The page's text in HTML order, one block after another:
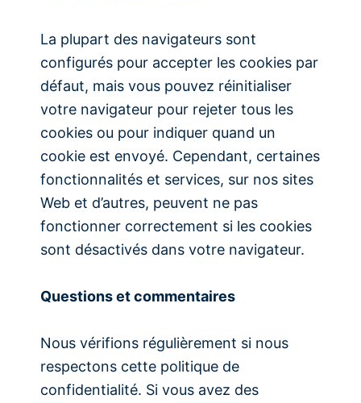
La plupart des navigateurs sont
configurés pour accepter les cookies par
défaut, mais vous pouvez réinitialiser
votre navigateur pour rejeter tous les
cookies ou pour indiquer quand un
cookie est envoyé. Cependant, certaines
fonctionnalités et services, sur nos sites
Web et d’autres, peuvent ne pas
fonctionner correctement si les cookies
sont désactivés dans votre navigateur.
Questions et commentaires
Nous vérifions régulièrement si nous
respectons cette politique de
confidentialité. Si vous avez des